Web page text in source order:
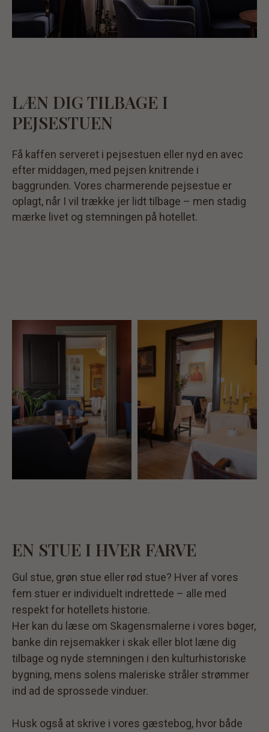
LÆN DIG TILBAGE I
PEJSESTUEN
Få kaffen serveret i pejsestuen eller nyd en avec
efter middagen, med pejsen knitrende i
baggrunden. Vores charmerende pejsestue er
oplagt, når I vil trække jer lidt tilbage – men stadig
mærke livet og stemningen på hotellet.
EN STUE I HVER FARVE
Gul stue, grøn stue eller rød stue? Hver af vores
fem stuer er individuelt indrettede – alle med
respekt for hotellets historie.
Her kan du læse om Skagensmalerne i vores bøger,
banke din rejsemakker i skak eller blot læne dig
tilbage og nyde stemningen i den kulturhistoriske
bygning, mens solens maleriske stråler strømmer
ind ad de sprossede vinduer.
Husk også at skrive i vores gæstebog, hvor både